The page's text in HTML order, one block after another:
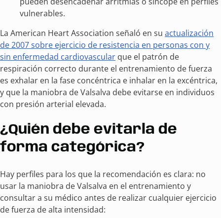
vulnerables.
La American Heart Association señaló en su actualización
de 2007 sobre ejercicio de resistencia en personas con y
sin enfermedad cardiovascular que el patrón de
respiración correcto durante el entrenamiento de fuerza
es exhalar en la fase concéntrica e inhalar en la excéntrica,
y que la maniobra de Valsalva debe evitarse en individuos
con presión arterial elevada.
¿Quién debe evitarla de
forma categórica?
Hay perfiles para los que la recomendación es clara: no
usar la maniobra de Valsalva en el entrenamiento y
consultar a su médico antes de realizar cualquier ejercicio
de fuerza de alta intensidad: